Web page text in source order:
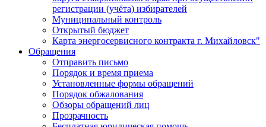
регистрации (учёта) избирателей
Муниципальный контроль
Открытый бюджет
Карта энергосервисного контракта г. Михайловск"
Обращения
Отправить письмо
Порядок и время приема
Установленные формы обращений
Порядок обжалования
Обзоры обращений лиц
Прозрачность